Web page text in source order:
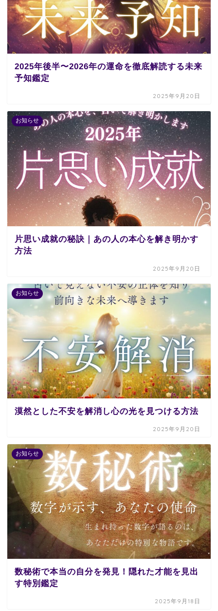
2025年後半〜2026年の運命を徹底解読する未来
予知鑑定
2025年9月20日
お知らせ
片思い成就の秘訣｜あの人の本心を解き明かす
方法
2025年9月20日
お知らせ
漠然とした不安を解消し心の光を見つける方法
2025年9月20日
お知らせ
数秘術で本当の自分を発見！隠れた才能を見出
す特別鑑定
2025年9月18日